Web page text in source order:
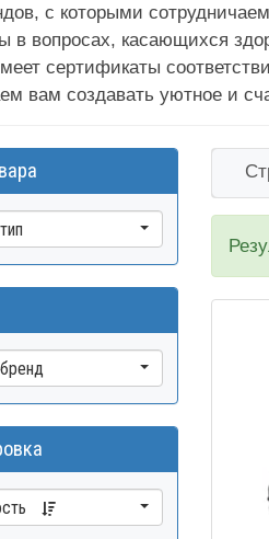
с которыми
в вопросах, касающихся
сертификаты
вам создавать уютное и